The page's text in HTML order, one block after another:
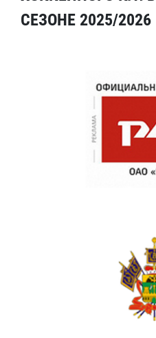
СЕЗОНЕ 2025/2026